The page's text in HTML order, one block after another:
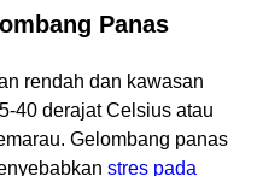
Panas
rendah dan kawasan
40 derajat Celsius atau
Gelombang panas
stres pada